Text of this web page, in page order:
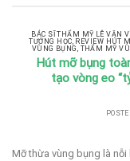
BÁC SĨ THẨM MỸ LÊ VĂN
TƯỚNG HỌC REVIEW HÚT
VÙNG BỤNG THẨM MỸ
Hút mỡ bụng
tạo vòng eo
Mỡ thừa vùng bụng là